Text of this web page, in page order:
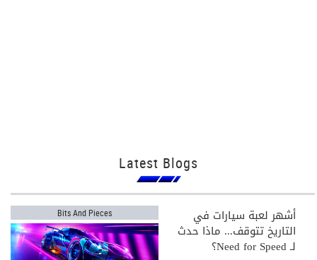
Latest Blogs
Bits And Pieces أشهر لعبة سيارات في
التاريخ تتوقف... ماذا حدث
لـ Need for Speed؟